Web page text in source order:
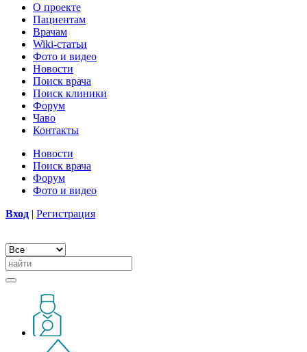
О проекте
Пациентам
Врачам
Wiki-статьи
Фото и видео
Новости
Поиск врача
Поиск клиники
Форум
Чаво
Контакты
Новости
Поиск врача
Форум
Фото и видео
Вход | Регистрация